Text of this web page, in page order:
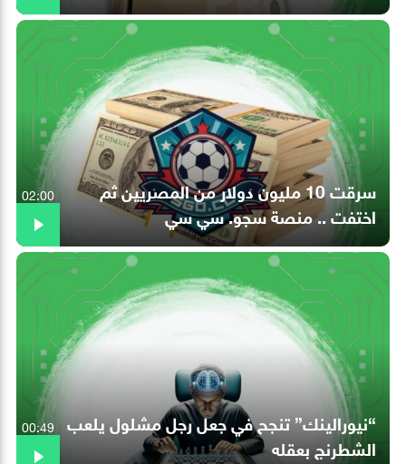
سرقت 10 مليون دولار من المصريين ثم
اختفت .. منصة سجو. سي سي
02:00
“نيورالينك” تنجح في جعل رجل مشلول يلعب
الشطرنج بعقله
00:49